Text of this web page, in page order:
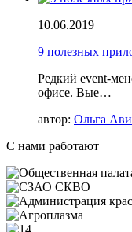
10.06.2019
9 полезных
Редкий event-
офисе. Вые…
автор: Ольга
С нами работают